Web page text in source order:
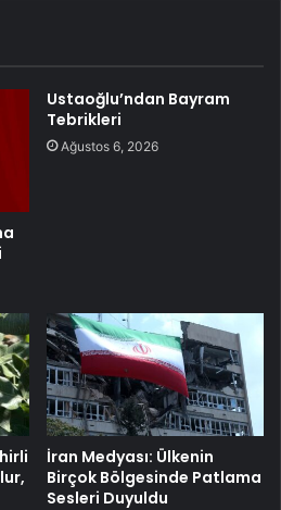
Ustaoğlu’ndan Bayram
Tebrikleri
Ağustos 6, 2026
İran Medyası: Ülkenin
Birçok Bölgesinde Patlama
Sesleri Duyuldu